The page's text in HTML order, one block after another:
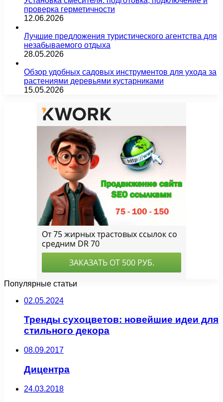
проверка герметичности
12.06.2026
Лучшие предложения туристического агентства для
незабываемого отдыха
28.05.2026
Обзор удобных садовых инструментов для ухода за
растениями деревьями кустарниками
15.05.2026
Популярные статьи
02.05.2024
Тренды сухоцветов: новейшие идеи для
стильного декора
08.09.2017
Дицентра
24.03.2018